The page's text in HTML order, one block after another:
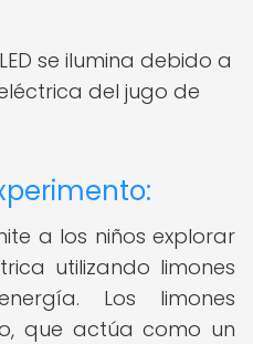
se ilumina debido a
del jugo de
a los niños explorar
utilizando limones
Los limones
que actúa como un